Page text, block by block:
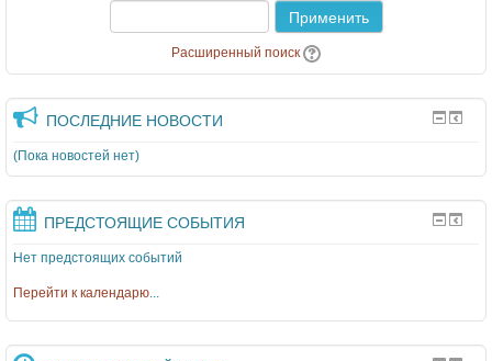
Применить
Расширенный поиск
ПОСЛЕДНИЕ НОВОСТИ
(Пока новостей нет)
ПРЕДСТОЯЩИЕ СОБЫТИЯ
Нет предстоящих событий
Перейти к календарю